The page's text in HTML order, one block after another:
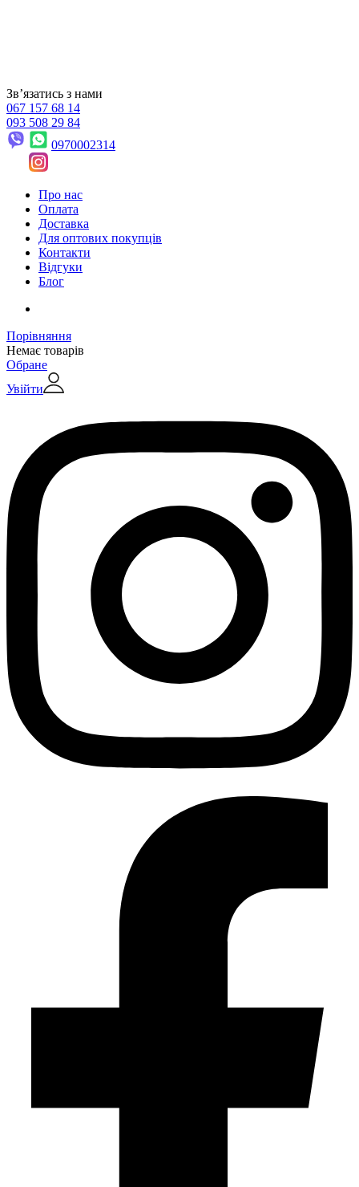
Звʼязатись з нами
067 157 68 14
093 508 29 84
0970002314
Про нас
Оплата
Доставка
Для оптових покупців
Контакти
Відгуки
Блог
Порівняння
Немає товарів
Обране
Увійти